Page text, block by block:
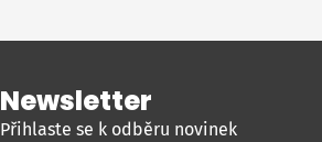
Newsletter
Přihlaste se k odběru novinek